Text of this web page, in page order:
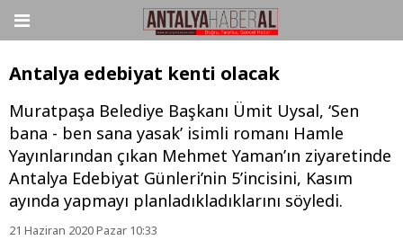
Antalya edebiyat kenti olacak
Muratpaşa Belediye Başkanı Ümit Uysal, ‘Sen
bana - ben sana yasak’ isimli romanı Hamle
Yayınlarından çıkan Mehmet Yaman’ın ziyaretinde
Antalya Edebiyat Günleri’nin 5’incisini, Kasım
ayında yapmayı planladıkladıklarını söyledi.
21 Haziran 2020 Pazar 10:33